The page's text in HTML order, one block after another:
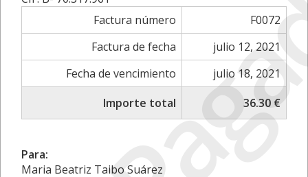
Factura número
F0072
Factura de fecha
julio 12, 2021
Fecha de vencimiento
julio 18, 2021
Importe total
36.30 €
Para:
Maria Beatriz Taibo Suárez